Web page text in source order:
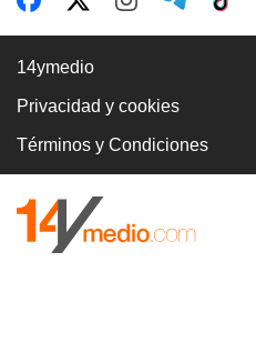
14ymedio
Privacidad y cookies
Términos y Condiciones